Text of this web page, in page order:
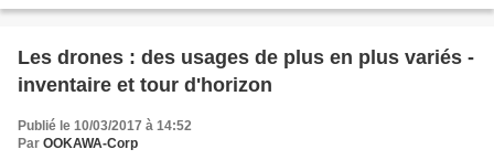
Les drones : des usages de plus en plus variés -
inventaire et tour d'horizon
Publié le 10/03/2017 à 14:52
Par OOKAWA-Corp